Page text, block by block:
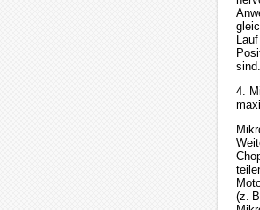
sind.
4.
(z.